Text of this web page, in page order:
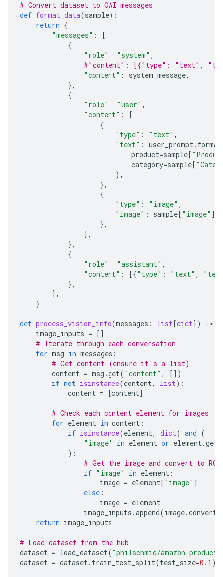
# Convert dataset to OAI messages
def format_data(sample):
return {
"messages" :
[
{
"role" : "system" ,
#"content": [{"type": "text",
"content" : system_message,
},
{
"role" : "user" ,
"content" :
[
{
"type" : "text" ,
"text" : user_prompt. format
product=sample[
category=sample[
),
},
{
"type" : "image" ,
"image" : sample[ "image" ],
},
],
},
{
"role" : "assistant" ,
"content" : [{"type" : "text" ,
},
],
}
def process_vision_info(messages : list[dict]) ->
image_inputs = []
# Iterate through each conversation
for msg in messages :
# Get content (ensure it's a list)
content = msg .get( "content" ,
[])
if not isinstance(content, list):
content = [content]
# Check each content element for images
for element in content :
if isinstance(element, dict) and (
"image"
in element or element.get
):
# Get the image and convert to RGB
if "image" in element :
image = element[ "image" ]
else :
image = element
image_inputs .append(image.convert
return image_inputs
# Load dataset from the hub
dataset = load_dataset( "philschmid/amazon-
dataset = dataset. train_test_split(test_size=0.1 )